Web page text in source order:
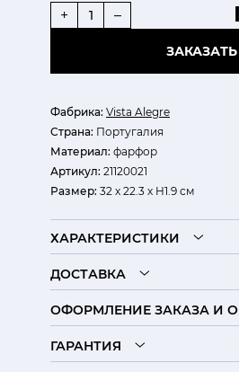
Фабрика: Vista Alegre
Страна: Португалия
Материал: фарфор
Артикул: 21120021
Размер: 32 х 22.3 х H1.9 см
+ –
ЗАКАЗАТЬ
ХАРАКТЕРИСТИКИ
ДОСТАВКА
ОФОРМЛЕНИЕ ЗАКАЗА И
ГАРАНТИЯ